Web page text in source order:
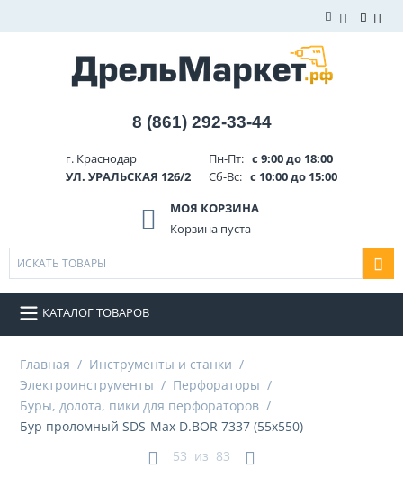
8 (861) 292-33-44
г. Краснодар
УЛ. УРАЛЬСКАЯ 126/2
Пн-Пт: с 9:00 до 18:00
Сб-Вс: с 10:00 до 15:00
МОЯ КОРЗИНА
Корзина пуста
КАТАЛОГ ТОВАРОВ
Главная / Инструменты и станки /
Электроинструменты / Перфораторы /
Буры, долота, пики для перфораторов /
Бур проломный SDS-Max D.BOR 7337 (55x550)
53 из 83